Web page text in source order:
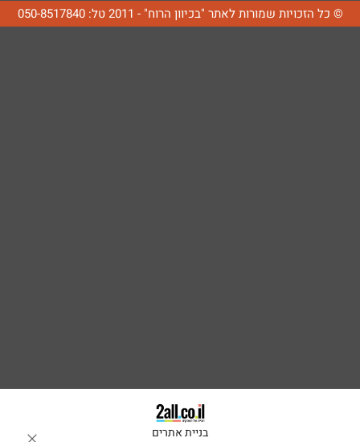
© כל הזכויות שמורות לאתר "בכיוון הרוח" - 2011 טל: 050-8517840
בניית אתרים